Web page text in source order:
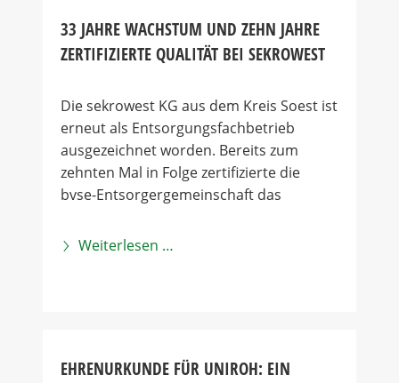
33 JAHRE WACHSTUM UND ZEHN JAHRE
ZERTIFIZIERTE QUALITÄT BEI SEKROWEST
Die sekrowest KG aus dem Kreis Soest ist
erneut als Entsorgungsfachbetrieb
ausgezeichnet worden. Bereits zum
zehnten Mal in Folge zertifizierte die
bvse-Entsorgergemeinschaft das
Weiterlesen …
EHRENURKUNDE FÜR UNIROH: EIN